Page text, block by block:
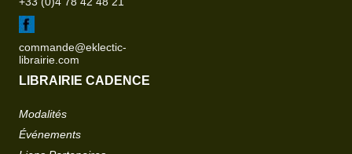
commande@eklectic-
librairie.com
LIBRAIRIE CADENCE
Modalités
Événements